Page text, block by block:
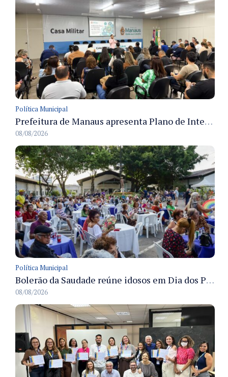
Política Municipal
Prefeitura de Manaus apresenta Plano de Integridade da CGM e qualifica servidores para governança e conformidade no biênio 2027-2028
08/08/2026
Política Municipal
Bolerão da Saudade reúne idosos em Dia dos Pais promovido pela Fundação Dr. Thomas em Manaus
08/08/2026